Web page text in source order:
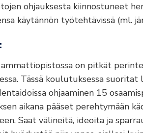
ohjauksesta kiinnostuneet
käytännön työtehtävissä (ml.
ammattiopistossa on pitkät
Tässä koulutuksessa
ohjaaminen 15
aikana pääset perehtymään
Saat välineitä, ideoita ja